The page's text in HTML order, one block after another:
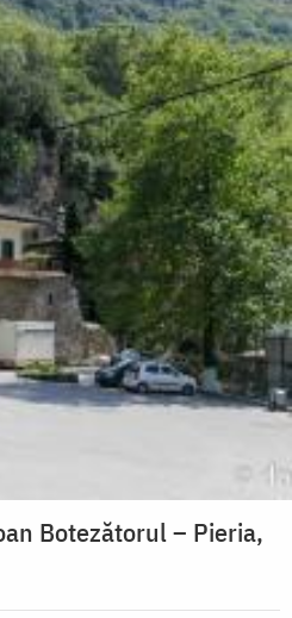
Botezătorul – Pieria,